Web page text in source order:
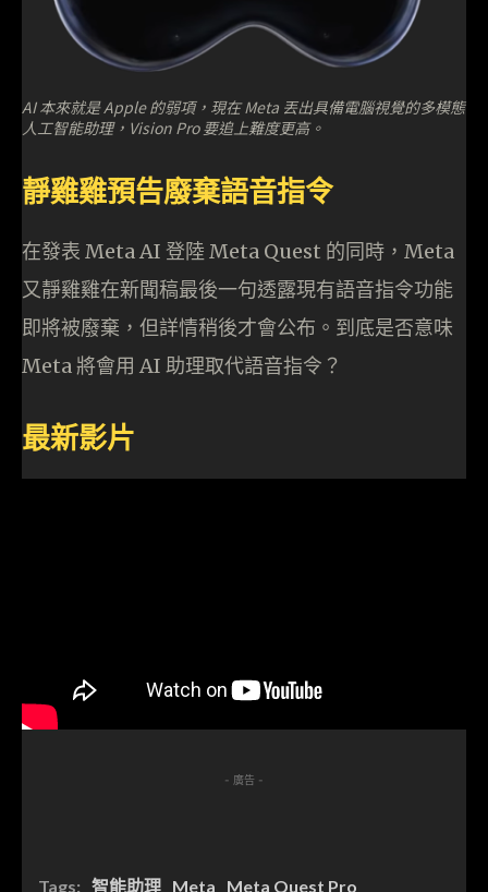
AI 本來就是 Apple 的弱項，現在 Meta 丟出具備電腦視覺的多模態
人工智能助理，Vision Pro 要追上難度更高。
靜雞雞預告廢棄語音指令
在發表 Meta AI 登陸 Meta Quest 的同時，Meta
又靜雞雞在新聞稿最後一句透露現有語音指令功能
即將被廢棄，但詳情稍後才會公布。到底是否意味
Meta 將會用 AI 助理取代語音指令？
最新影片
- 廣告 -
Tags: 智能助理 Meta
Meta Quest Pro